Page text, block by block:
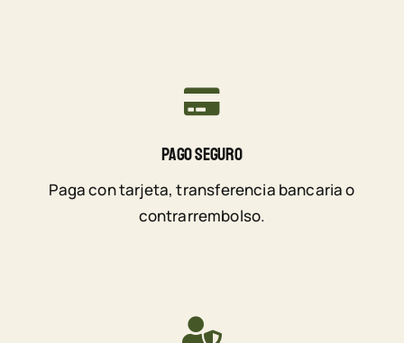
Pago Seguro
Paga con tarjeta, transferencia bancaria o
contrarrembolso.